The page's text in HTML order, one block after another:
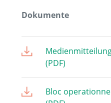
Dokumente
(PDF)
Bloc